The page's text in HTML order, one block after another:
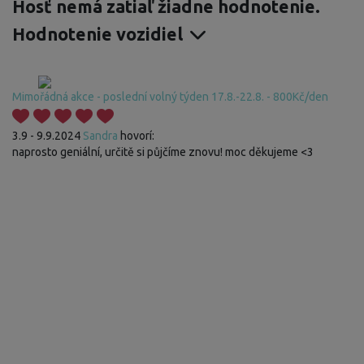
Hosť nemá zatiaľ žiadne hodnotenie.
Hodnotenie vozidiel
Mimořádná akce - poslední volný týden 17.8.-22.8. - 800Kč/den
3.9 - 9.9.2024 Sandra hovorí:
naprosto geniální, určitě si půjčíme znovu! moc děkujeme <3